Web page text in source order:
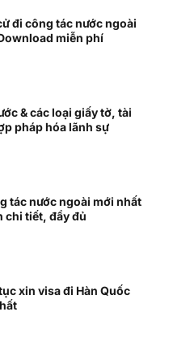
đi công tác nước ngoài
miễn phí
& các loại giấy tờ, tài
pháp hóa lãnh sự
tác nước ngoài mới nhất
chi tiết, đầy đủ
xin visa đi Hàn Quốc